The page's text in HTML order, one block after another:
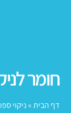
חומר
דף הבית»ניקוי